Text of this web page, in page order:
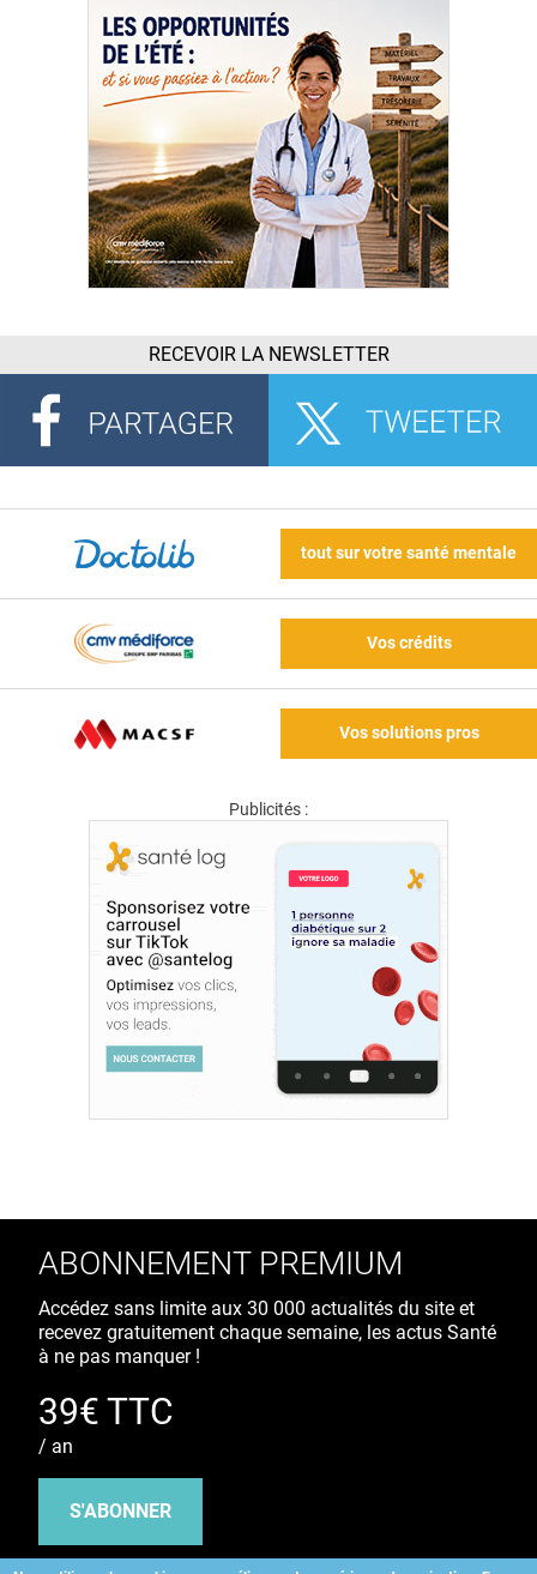
RECEVOIR LA NEWSLETTER
tout sur votre santé mentale
Vos crédits
Vos solutions pros
Publicités :
ABONNEMENT PREMIUM
Accédez sans limite aux 30 000 actualités du site et
recevez gratuitement chaque semaine, les actus Santé
à ne pas manquer !
39€ TTC
/ an
S'ABONNER